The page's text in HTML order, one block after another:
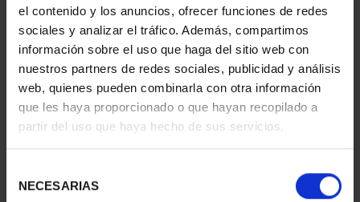
el contenido y los anuncios, ofrecer funciones de redes
sociales y analizar el tráfico. Además, compartimos
información sobre el uso que haga del sitio web con
nuestros partners de redes sociales, publicidad y análisis
web, quienes pueden combinarla con otra información
que les haya proporcionado o que hayan recopilado a
partir del uso que haya hecho de sus servicios.
NECESARIAS
73,00 €